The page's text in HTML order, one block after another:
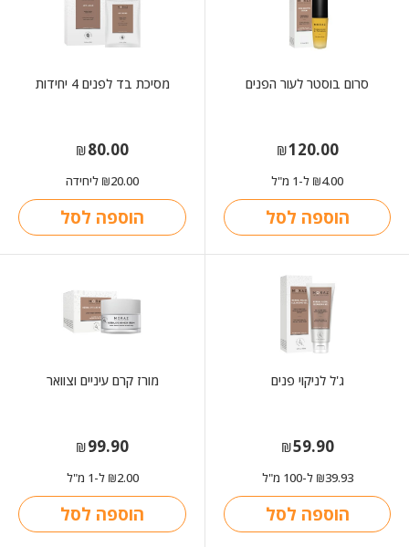
סרום בוסטר לעור הפנים
₪120.00
₪4.00 ל-1 מ"ל
הוספה לסל
מסיכת בד לפנים 4 יחידות
₪80.00
₪20.00 ליחידה
הוספה לסל
ג'ל לניקוי פנים
₪59.90
₪39.93 ל-100 מ"ל
הוספה לסל
מורז קרם עיניים וצוואר
₪99.90
₪2.00 ל-1 מ"ל
הוספה לסל